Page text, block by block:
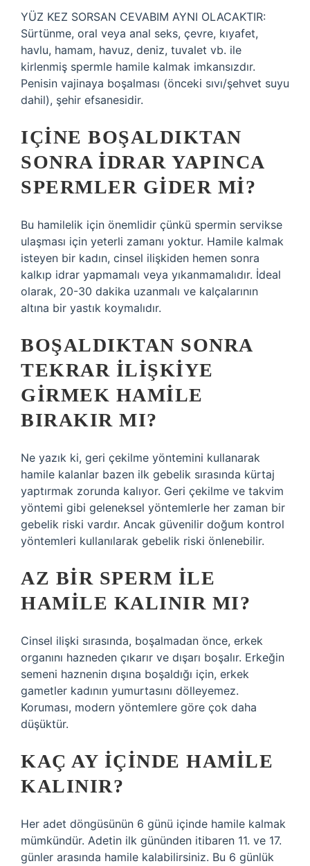
YÜZ KEZ SORSAN CEVABIM AYNI OLACAKTIR:
Sürtünme, oral veya anal seks, çevre, kıyafet,
havlu, hamam, havuz, deniz, tuvalet vb. ile
kirlenmiş spermle hamile kalmak imkansızdır.
Penisin vajinaya boşalması (önceki sıvı/şehvet suyu
dahil), şehir efsanesidir.
IÇINE BOŞALDIKTAN
SONRA IDRAR YAPINCA
SPERMLER GIDER MI?
Bu hamilelik için önemlidir çünkü spermin servikse
ulaşması için yeterli zamanı yoktur. Hamile kalmak
isteyen bir kadın, cinsel ilişkiden hemen sonra
kalkıp idrar yapmamalı veya yıkanmamalıdır. İdeal
olarak, 20-30 dakika uzanmalı ve kalçalarının
altına bir yastık koymalıdır.
BOŞALDIKTAN SONRA
TEKRAR ILIŞKIYE
GIRMEK HAMILE
BIRAKIR MI?
Ne yazık ki, geri çekilme yöntemini kullanarak
hamile kalanlar bazen ilk gebelik sırasında kürtaj
yaptırmak zorunda kalıyor. Geri çekilme ve takvim
yöntemi gibi geleneksel yöntemlerle her zaman bir
gebelik riski vardır. Ancak güvenilir doğum kontrol
yöntemleri kullanılarak gebelik riski önlenebilir.
AZ BIR SPERM ILE
HAMILE KALINIR MI?
Cinsel ilişki sırasında, boşalmadan önce, erkek
organını hazneden çıkarır ve dışarı boşalır. Erkeğin
semeni haznenin dışına boşaldığı için, erkek
gametler kadının yumurtasını dölleyemez.
Koruması, modern yöntemlere göre çok daha
düşüktür.
KAÇ AY IÇINDE HAMILE
KALINIR?
Her adet döngüsünün 6 günü içinde hamile kalmak
mümkündür. Adetin ilk gününden itibaren 11. ve 17.
günler arasında hamile kalabilirsiniz. Bu 6 günlük